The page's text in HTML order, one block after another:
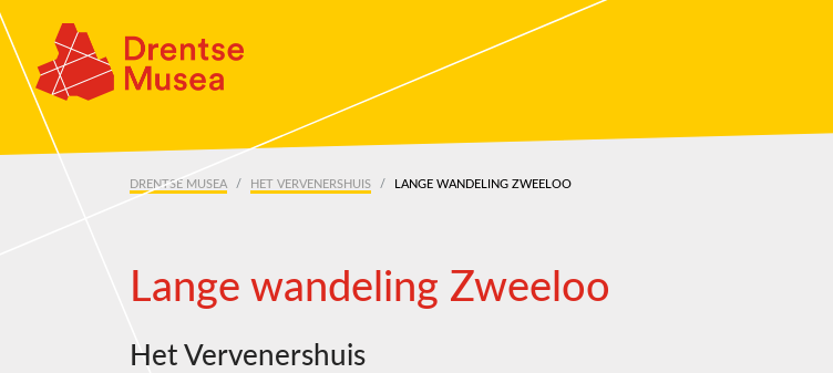
Skip navigation
DRENTSE MUSEA HET VERVENERSHUIS LANGE WANDELING ZWEELOO
Lange wandeling Zweeloo
Het Vervenershuis